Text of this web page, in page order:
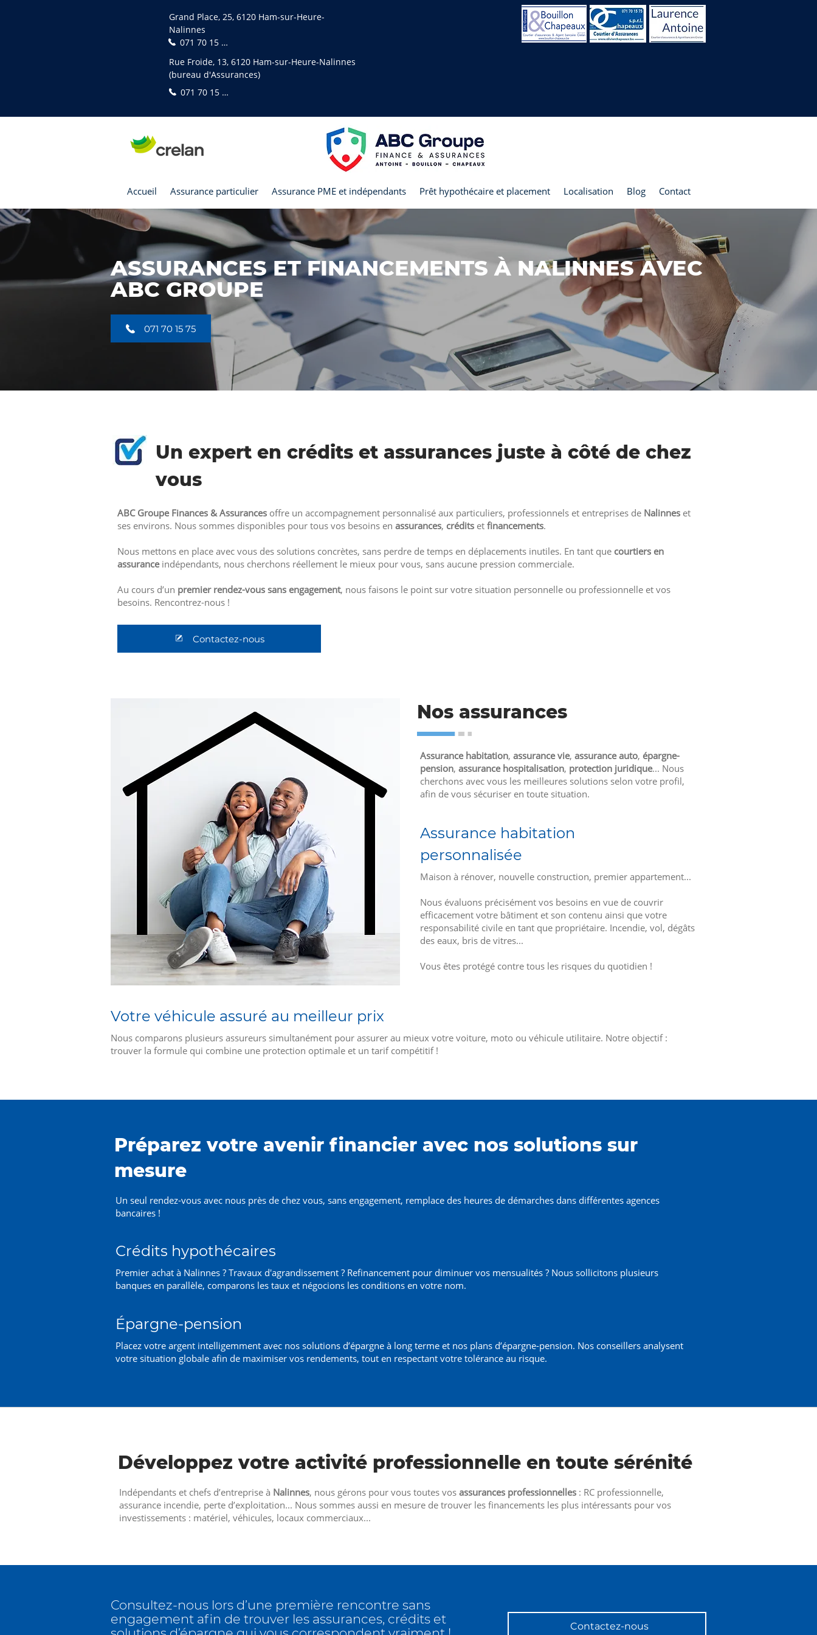
Grand Place, 25, 6120 Ham-sur-Heure-
Nalinnes
071 70 15 75
Rue Froide, 13, 6120 Ham-sur-Heure-Nalinnes
(bureau d'Assurances)
071 70 15 75
Accueil Assurance particulier Assurance PME et indépendants Prêt hypothécaire et placement Localisation Blog Contact
ASSURANCES ET FINANCEMENTS À NALINNES AVEC
ABC GROUPE
071 70 15 75
Un expert en crédits et assurances juste à côté de chez
vous
ABC Groupe Finances & Assurances offre un accompagnement personnalisé aux particuliers, professionnels et entreprises de Nalinnes et
ses environs. Nous sommes disponibles pour tous vos besoins en assurances, crédits et financements.
Nous mettons en place avec vous des solutions concrètes, sans perdre de temps en déplacements inutiles. En tant que courtiers en
assuranceindépendants, nous cherchons réellement le mieux pour vous, sans aucune pression commerciale.
Au cours d’un premier rendez-vous sans engagement, nous faisons le point sur votre situation personnelle ou professionnelle et vos
besoins. Rencontrez-nous !
Contactez-nous
Nos assurances
Assurance habitation, assurance vie, assurance auto, épargne-
pension, assurance hospitalisation, protection juridique... Nous
cherchons avec vous les meilleures solutions selon votre profil,
afin de vous sécuriser en toute situation.
Assurance habitation
personnalisée
Maison à rénover, nouvelle construction, premier appartement...
Nous évaluons précisément vos besoins en vue de couvrir
efficacement votre bâtiment et son contenu ainsi que votre
responsabilité civile en tant que propriétaire. Incendie, vol, dégâts
des eaux, bris de vitres...
Vous êtes protégé contre tous les risques du quotidien !
Votre véhicule assuré au meilleur prix
Nous comparons plusieurs assureurs simultanément pour assurer au mieux votre voiture, moto ou véhicule utilitaire. Notre objectif :
trouver la formule qui combine une protection optimale et un tarif compétitif !
Préparez votre avenir financier avec nos solutions sur
mesure
Un seul rendez-vous avec nous près de chez vous, sans engagement, remplace des heures de démarches dans différentes agences
bancaires !
Crédits hypothécaires
Premier achat à Nalinnes ? Travaux d'agrandissement ? Refinancement pour diminuer vos mensualités ? Nous sollicitons plusieurs
banques en parallèle, comparons les taux et négocions les conditions en votre nom.
Épargne-pension
Placez votre argent intelligemment avec nos solutions d’épargne à long terme et nos plans d’épargne-pension. Nos conseillers analysent
votre situation globale afin de maximiser vos rendements, tout en respectant votre tolérance au risque.
Développez votre activité professionnelle en toute sérénité
Indépendants et chefs d’entreprise à Nalinnes, nous gérons pour vous toutes vos assurances professionnelles : RC professionnelle,
assurance incendie, perte d’exploitation... Nous sommes aussi en mesure de trouver les financements les plus intéressants pour vos
investissements : matériel, véhicules, locaux commerciaux...
Consultez-nous lors d’une première rencontre sans
engagement afin de trouver les assurances, crédits et
Contactez-nous